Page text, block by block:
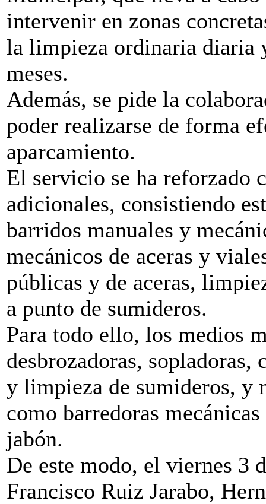
intervenir en zonas
la limpieza ordinaria diaria
meses.
Además, se pide la
poder realizarse de forma
aparcamiento.
El servicio se ha reforzado
adicionales, consistiendo
barridos manuales y
mecánicos de aceras y
públicas y de aceras,
a punto de sumideros.
Para todo ello, los medios
desbrozadoras,
y limpieza de sumideros, y
como barredoras
jabón.
De este modo, el viernes 3
Francisco Ruiz Jarabo,